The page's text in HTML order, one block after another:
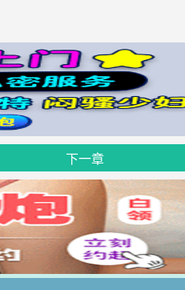
下一章